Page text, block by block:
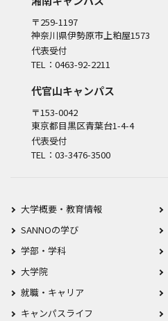
〒259-1197
神奈川県伊勢原市上粕屋1573
代表受付
TEL：0463-92-2211
代官山キャンパス
〒153-0042
東京都目黒区青葉台1-4-4
代表受付
TEL：03-3476-3500
大学概要・教育情報
SANNOの学び
学部・学科
大学院
就職・キャリア
キャンパスライフ